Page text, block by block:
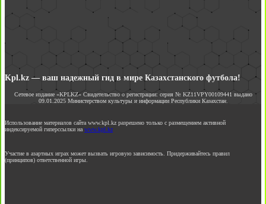
Kpl.kz — ваш надежный гид в мире Казахстанского футбола!
Сетевое издание «KPLKZ» Свидетельство о регистрации: серия № KZ11VPY00109441 выдано
09.01.2025 Министерством культуры и информации Республики Казахстан.
Использование материалов сайта www.kpl.kz разрешено только с размещением активной
индексируемой гиперссылки на www.kpl.kz
Участие в азартных играх может вызвать игровую зависимость. Придерживайтесь правил
(принципов) ответственной игры.